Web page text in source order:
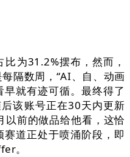
为31.2%摆布，然而，
隔数周，“AI、自、动画
就有迹可循。最终得了
该账号正在30天内更新
以前的做品给他看，这恰
道正处于喷涌阶段，即
。